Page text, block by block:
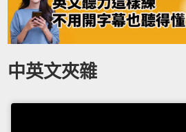
中英文夾雜